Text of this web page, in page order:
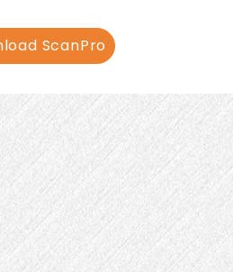
ScanPro